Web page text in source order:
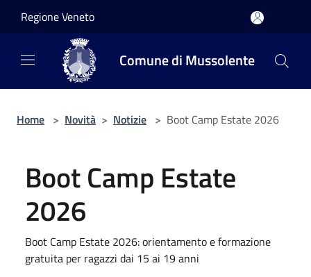
Regione Veneto
Comune di Mussolente
Home > Novità > Notizie > Boot Camp Estate 2026
Boot Camp Estate
2026
Boot Camp Estate 2026: orientamento e formazione
gratuita per ragazzi dai 15 ai 19 anni